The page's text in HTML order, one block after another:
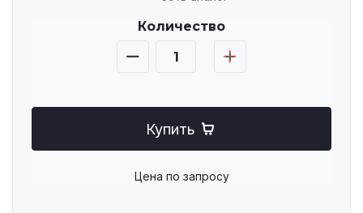
Количество
Купить
Цена по запросу